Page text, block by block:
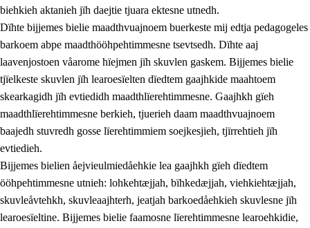
biehkieh aktanieh jïh daejtie tjuara ektesne utnedh.
Dïhte bijjemes bielie maadthvuajnoem buerkeste mij edtja pedagogeles
barkoem abpe maadthööhpehtimmesne tsevtsedh. Dïhte aaj
laavenjostoen våarome hïejmen jïh skuvlen gaskem. Bijjemes bielie
tjïelkeste skuvlen jïh learoesïelten dïedtem gaajhkide maahtoem
skearkagidh jïh evtiedidh maadthlïerehtimmesne. Gaajhkh gïeh
maadthlïerehtimmesne berkieh, tjuerieh daam maadthvuajnoem
baajedh stuvredh gosse lïerehtimmiem soejkesjieh, tjïrrehtieh jïh
evtiedieh.
Bijjemes bielien åejvieulmiedåehkie lea gaajhkh gïeh dïedtem
ööhpehtimmesne utnieh: lohkehtæjjah, bïhkedæjjah, viehkiehtæjjah,
skuvleåvtehkh, skuvleaajhterh, jeatjah barkoedåehkieh skuvlesne jïh
learoesïeltine. Bijjemes bielie faamosne lïerehtimmesne learoehkidie,